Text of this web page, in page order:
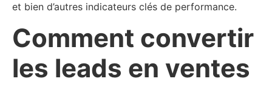
et bien d’autres indicateurs clés de performance.
Comment convertir
les leads en ventes